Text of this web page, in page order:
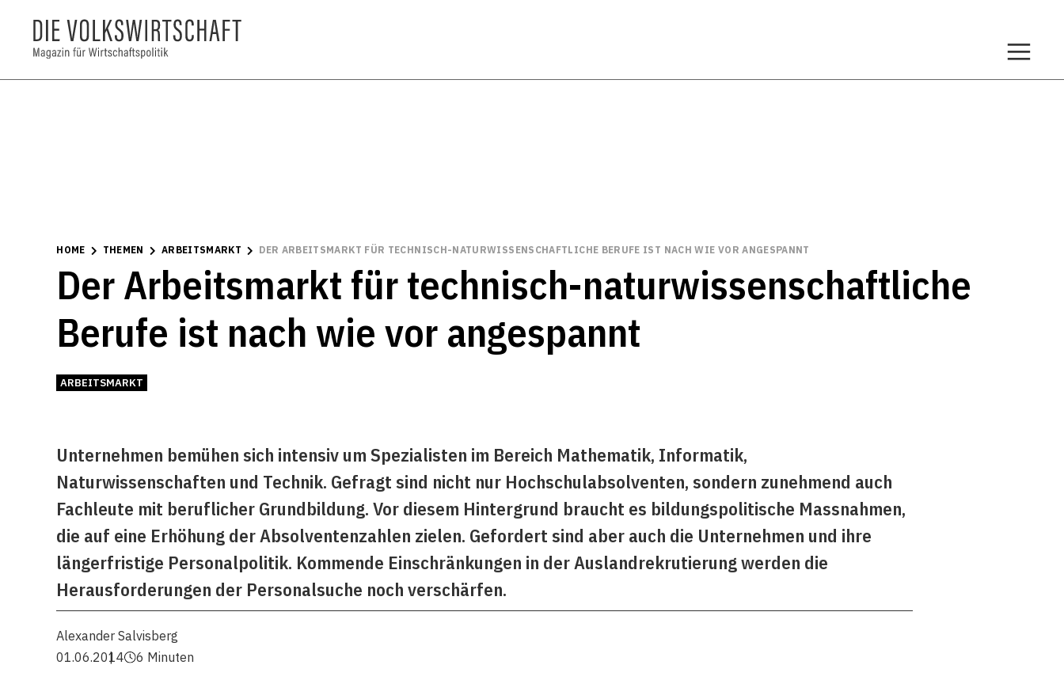
HOME THEMEN ARBEITSMARKT DER ARBEITSMARKT FÜR TECHNISCH-NATURWISSENSCHAFTLICHE BERUFE IST NACH WIE VOR ANGESPANNT
Der Arbeitsmarkt für technisch-naturwissenschaftliche
Berufe ist nach wie vor angespannt
ARBEITSMARKT
Unternehmen bemühen sich intensiv um Spezialisten im Bereich Mathematik, Informatik,
Naturwissenschaften und Technik. Gefragt sind nicht nur Hochschulabsolventen, sondern zunehmend auch
Fachleute mit beruflicher Grundbildung. Vor diesem Hintergrund braucht es bildungspolitische Massnahmen,
die auf eine Erhöhung der Absolventenzahlen zielen. Gefordert sind aber auch die Unternehmen und ihre
längerfristige Personalpolitik. Kommende Einschränkungen in der Auslandrekrutierung werden die
Herausforderungen der Personalsuche noch verschärfen.
Alexander Salvisberg
01.06.2014
6 Minuten